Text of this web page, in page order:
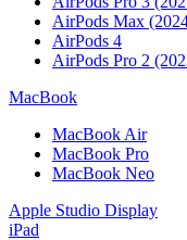
AirPods Max
AirPods 4
AirPods Pro 2
MacBook
MacBook Air
MacBook Pro
MacBook Neo
Apple Studio Display
iPad